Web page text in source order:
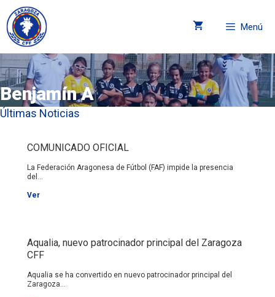
Menú
Benjamín A
Últimas Noticias
COMUNICADO OFICIAL
La Federación Aragonesa de Fútbol (FAF) impide la presencia
del...
Ver
Aqualia, nuevo patrocinador principal del Zaragoza
CFF
Aqualia se ha convertido en nuevo patrocinador principal del
Zaragoza...